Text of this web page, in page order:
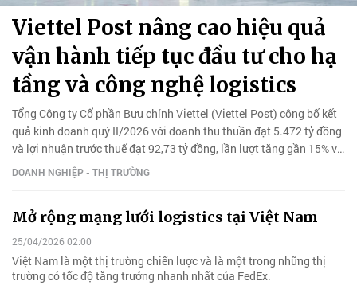
Viettel Post nâng cao hiệu quả
vận hành tiếp tục đầu tư cho hạ
tầng và công nghệ logistics
Tổng Công ty Cổ phần Bưu chính Viettel (Viettel Post) công bố kết
quả kinh doanh quý II/2026 với doanh thu thuần đạt 5.472 tỷ đồng
và lợi nhuận trước thuế đạt 92,73 tỷ đồng, lần lượt tăng gần 15% và
hơn 79% so với quý I/2026.
DOANH NGHIỆP - THỊ TRƯỜNG
Mở rộng mạng lưới logistics tại Việt Nam
25/04/2026 02:00
Việt Nam là một thị trường chiến lược và là một trong những thị
trường có tốc độ tăng trưởng nhanh nhất của FedEx.